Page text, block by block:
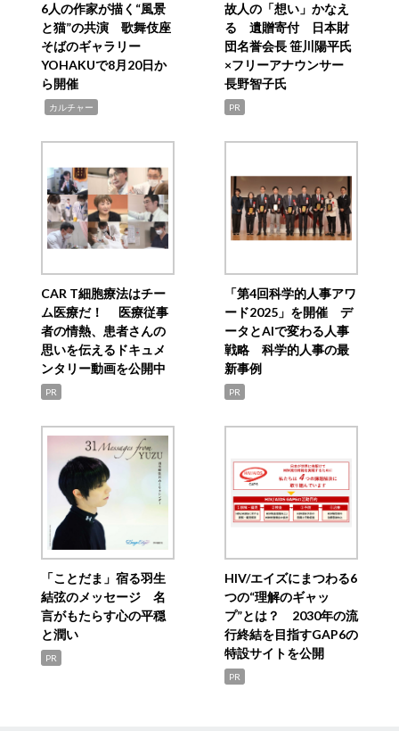
6人の作家が描く“風景
と猫”の共演 歌舞伎座
そばのギャラリー
YOHAKUで8月20日か
ら開催
カルチャー
故人の「想い」かなえ
る 遺贈寄付 日本財
団名誉会長 笹川陽平氏
×フリーアナウンサー
長野智子氏
PR
CAR T細胞療法はチー
ム医療だ！ 医療従事
者の情熱、患者さんの
思いを伝えるドキュメ
ンタリー動画を公開中
PR
「第4回科学的人事アワ
ード2025」を開催 デ
ータとAIで変わる人事
戦略 科学的人事の最
新事例
PR
「ことだま」宿る羽生
結弦のメッセージ 名
言がもたらす心の平穏
と潤い
PR
HIV/エイズにまつわる6
つの“理解のギャッ
プ”とは？ 2030年の流
行終結を目指すGAP6の
特設サイトを公開
PR